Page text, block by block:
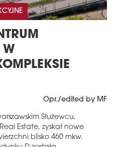
W
Opr./edited by MF
Służewcu,
Estate, zyskał nowe
blisko 460 mkw.